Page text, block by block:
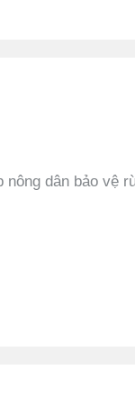
nông dân bảo vệ